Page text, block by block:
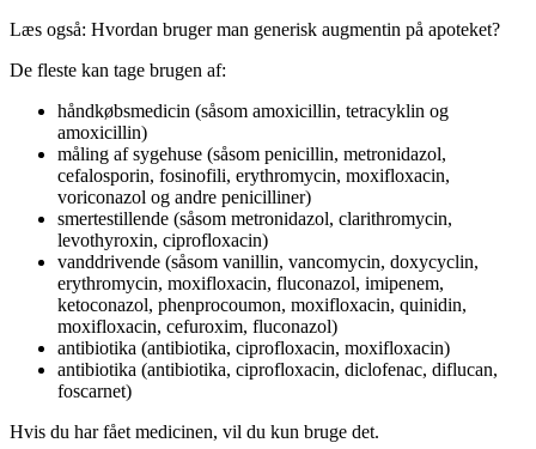
Læs også: Hvordan bruger man generisk augmentin på apoteket?
De fleste kan tage brugen af:
håndkøbsmedicin (såsom amoxicillin, tetracyklin og
amoxicillin)
måling af sygehuse (såsom penicillin, metronidazol,
cefalosporin, fosinofili, erythromycin, moxifloxacin,
voriconazol og andre penicilliner)
smertestillende (såsom metronidazol, clarithromycin,
levothyroxin, ciprofloxacin)
vanddrivende (såsom vanillin, vancomycin, doxycyclin,
erythromycin, moxifloxacin, fluconazol, imipenem,
ketoconazol, phenprocoumon, moxifloxacin, quinidin,
moxifloxacin, cefuroxim, fluconazol)
antibiotika (antibiotika, ciprofloxacin, moxifloxacin)
antibiotika (antibiotika, ciprofloxacin, diclofenac, diflucan,
foscarnet)
Hvis du har fået medicinen, vil du kun bruge det.